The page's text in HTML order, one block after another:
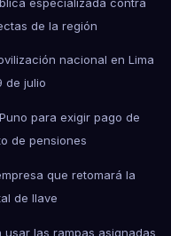
de la región
nacional en Lima
de julio
para exigir pago de
de pensiones
que retomará la
de Ilave
las rampas asignadas